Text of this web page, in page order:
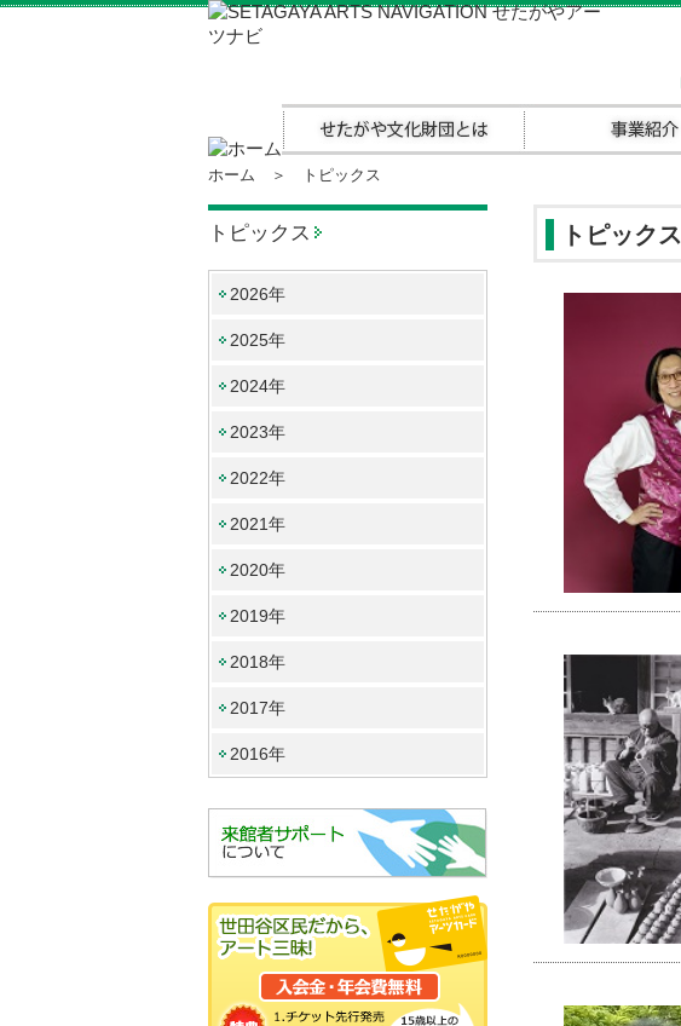
ホーム ＞ トピックス
トピックス
2026年
2025年
2024年
2023年
2022年
2021年
2020年
2019年
2018年
2017年
2016年
トピックス